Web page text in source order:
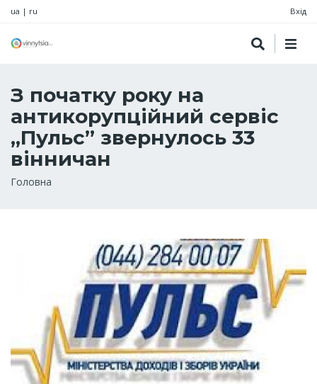
ua | ru Вхід
З початку року на
антикорупційний сервіс
„Пульс” звернулось 33
вінничан
Рядок
Головна